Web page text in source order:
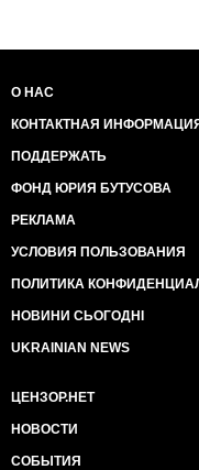
О НАС
КОНТАКТНАЯ ИНФОРМАЦИЯ
ПОДДЕРЖАТЬ
ФОНД ЮРИЯ БУТУСОВА
РЕКЛАМА
УСЛОВИЯ ПОЛЬЗОВАНИЯ
ПОЛИТИКА
НОВИНИ СЬОГОДНІ
UKRAINIAN NEWS
ЦЕНЗОР.НЕТ
НОВОСТИ
СОБЫТИЯ